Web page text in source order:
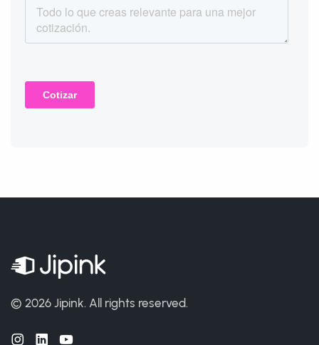
© 2026 Jipink. All rights reserved.